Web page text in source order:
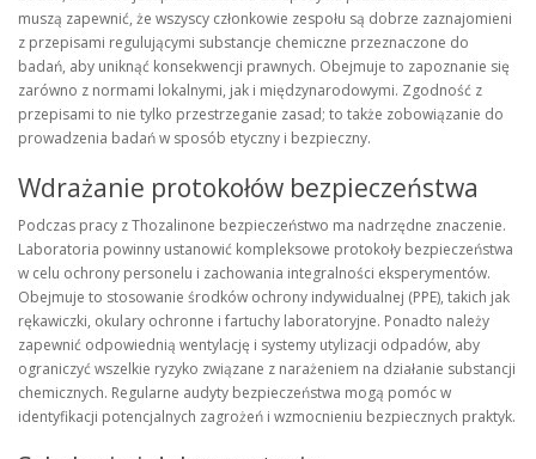
muszą zapewnić, że wszyscy członkowie zespołu są dobrze zaznajomieni
z przepisami regulującymi substancje chemiczne przeznaczone do
badań, aby uniknąć konsekwencji prawnych. Obejmuje to zapoznanie się
zarówno z normami lokalnymi, jak i międzynarodowymi. Zgodność z
przepisami to nie tylko przestrzeganie zasad; to także zobowiązanie do
prowadzenia badań w sposób etyczny i bezpieczny.
Wdrażanie protokołów bezpieczeństwa
Podczas pracy z Thozalinone bezpieczeństwo ma nadrzędne znaczenie.
Laboratoria powinny ustanowić kompleksowe protokoły bezpieczeństwa
w celu ochrony personelu i zachowania integralności eksperymentów.
Obejmuje to stosowanie środków ochrony indywidualnej (PPE), takich jak
rękawiczki, okulary ochronne i fartuchy laboratoryjne. Ponadto należy
zapewnić odpowiednią wentylację i systemy utylizacji odpadów, aby
ograniczyć wszelkie ryzyko związane z narażeniem na działanie substancji
chemicznych. Regularne audyty bezpieczeństwa mogą pomóc w
identyfikacji potencjalnych zagrożeń i wzmocnieniu bezpiecznych praktyk.